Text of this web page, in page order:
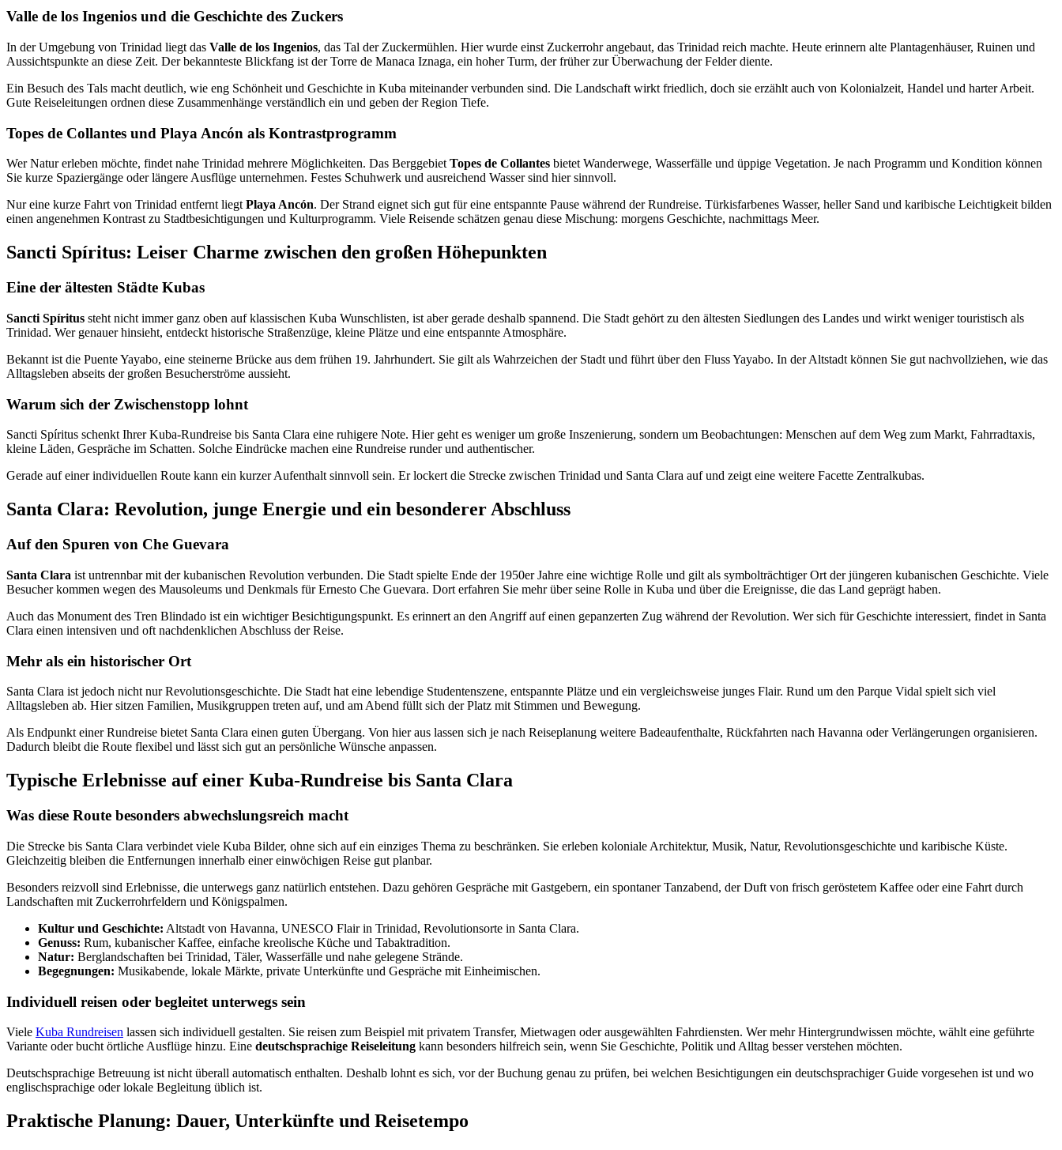
Valle de los Ingenios und die Geschichte des Zuckers
In der Umgebung von Trinidad liegt das Valle de los Ingenios, das Tal der Zuckermühlen. Hier wurde einst Zuckerrohr angebaut, das Trinidad reich machte. Heute erinnern alte Plantagenhäuser, Ruinen und
Aussichtspunkte an diese Zeit. Der bekannteste Blickfang ist der Torre de Manaca Iznaga, ein hoher Turm, der früher zur Überwachung der Felder diente.
Ein Besuch des Tals macht deutlich, wie eng Schönheit und Geschichte in Kuba miteinander verbunden sind. Die Landschaft wirkt friedlich, doch sie erzählt auch von Kolonialzeit, Handel und harter Arbeit.
Gute Reiseleitungen ordnen diese Zusammenhänge verständlich ein und geben der Region Tiefe.
Topes de Collantes und Playa Ancón als Kontrastprogramm
Wer Natur erleben möchte, findet nahe Trinidad mehrere Möglichkeiten. Das Berggebiet Topes de Collantes bietet Wanderwege, Wasserfälle und üppige Vegetation. Je nach Programm und Kondition können
Sie kurze Spaziergänge oder längere Ausflüge unternehmen. Festes Schuhwerk und ausreichend Wasser sind hier sinnvoll.
Nur eine kurze Fahrt von Trinidad entfernt liegt Playa Ancón. Der Strand eignet sich gut für eine entspannte Pause während der Rundreise. Türkisfarbenes Wasser, heller Sand und karibische Leichtigkeit bilden
einen angenehmen Kontrast zu Stadtbesichtigungen und Kulturprogramm. Viele Reisende schätzen genau diese Mischung: morgens Geschichte, nachmittags Meer.
Sancti Spíritus: Leiser Charme zwischen den großen Höhepunkten
Eine der ältesten Städte Kubas
Sancti Spíritus steht nicht immer ganz oben auf klassischen Kuba Wunschlisten, ist aber gerade deshalb spannend. Die Stadt gehört zu den ältesten Siedlungen des Landes und wirkt weniger touristisch als
Trinidad. Wer genauer hinsieht, entdeckt historische Straßenzüge, kleine Plätze und eine entspannte Atmosphäre.
Bekannt ist die Puente Yayabo, eine steinerne Brücke aus dem frühen 19. Jahrhundert. Sie gilt als Wahrzeichen der Stadt und führt über den Fluss Yayabo. In der Altstadt können Sie gut nachvollziehen, wie das
Alltagsleben abseits der großen Besucherströme aussieht.
Warum sich der Zwischenstopp lohnt
Sancti Spíritus schenkt Ihrer Kuba-Rundreise bis Santa Clara eine ruhigere Note. Hier geht es weniger um große Inszenierung, sondern um Beobachtungen: Menschen auf dem Weg zum Markt, Fahrradtaxis,
kleine Läden, Gespräche im Schatten. Solche Eindrücke machen eine Rundreise runder und authentischer.
Gerade auf einer individuellen Route kann ein kurzer Aufenthalt sinnvoll sein. Er lockert die Strecke zwischen Trinidad und Santa Clara auf und zeigt eine weitere Facette Zentralkubas.
Santa Clara: Revolution, junge Energie und ein besonderer Abschluss
Auf den Spuren von Che Guevara
Santa Clara ist untrennbar mit der kubanischen Revolution verbunden. Die Stadt spielte Ende der 1950er Jahre eine wichtige Rolle und gilt als symbolträchtiger Ort der jüngeren kubanischen Geschichte. Viele
Besucher kommen wegen des Mausoleums und Denkmals für Ernesto Che Guevara. Dort erfahren Sie mehr über seine Rolle in Kuba und über die Ereignisse, die das Land geprägt haben.
Auch das Monument des Tren Blindado ist ein wichtiger Besichtigungspunkt. Es erinnert an den Angriff auf einen gepanzerten Zug während der Revolution. Wer sich für Geschichte interessiert, findet in Santa
Clara einen intensiven und oft nachdenklichen Abschluss der Reise.
Mehr als ein historischer Ort
Santa Clara ist jedoch nicht nur Revolutionsgeschichte. Die Stadt hat eine lebendige Studentenszene, entspannte Plätze und ein vergleichsweise junges Flair. Rund um den Parque Vidal spielt sich viel
Alltagsleben ab. Hier sitzen Familien, Musikgruppen treten auf, und am Abend füllt sich der Platz mit Stimmen und Bewegung.
Als Endpunkt einer Rundreise bietet Santa Clara einen guten Übergang. Von hier aus lassen sich je nach Reiseplanung weitere Badeaufenthalte, Rückfahrten nach Havanna oder Verlängerungen organisieren.
Dadurch bleibt die Route flexibel und lässt sich gut an persönliche Wünsche anpassen.
Typische Erlebnisse auf einer Kuba-Rundreise bis Santa Clara
Was diese Route besonders abwechslungsreich macht
Die Strecke bis Santa Clara verbindet viele Kuba Bilder, ohne sich auf ein einziges Thema zu beschränken. Sie erleben koloniale Architektur, Musik, Natur, Revolutionsgeschichte und karibische Küste.
Gleichzeitig bleiben die Entfernungen innerhalb einer einwöchigen Reise gut planbar.
Besonders reizvoll sind Erlebnisse, die unterwegs ganz natürlich entstehen. Dazu gehören Gespräche mit Gastgebern, ein spontaner Tanzabend, der Duft von frisch geröstetem Kaffee oder eine Fahrt durch
Landschaften mit Zuckerrohrfeldern und Königspalmen.
Kultur und Geschichte: Altstadt von Havanna, UNESCO Flair in Trinidad, Revolutionsorte in Santa Clara.
Genuss: Rum, kubanischer Kaffee, einfache kreolische Küche und Tabaktradition.
Natur: Berglandschaften bei Trinidad, Täler, Wasserfälle und nahe gelegene Strände.
Begegnungen: Musikabende, lokale Märkte, private Unterkünfte und Gespräche mit Einheimischen.
Individuell reisen oder begleitet unterwegs sein
Viele Kuba Rundreisen lassen sich individuell gestalten. Sie reisen zum Beispiel mit privatem Transfer, Mietwagen oder ausgewählten Fahrdiensten. Wer mehr Hintergrundwissen möchte, wählt eine geführte
Variante oder bucht örtliche Ausflüge hinzu. Eine deutschsprachige Reiseleitung kann besonders hilfreich sein, wenn Sie Geschichte, Politik und Alltag besser verstehen möchten.
Deutschsprachige Betreuung ist nicht überall automatisch enthalten. Deshalb lohnt es sich, vor der Buchung genau zu prüfen, bei welchen Besichtigungen ein deutschsprachiger Guide vorgesehen ist und wo
englischsprachige oder lokale Begleitung üblich ist.
Praktische Planung: Dauer, Unterkünfte und Reisetempo